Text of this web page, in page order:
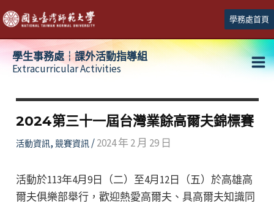
跳
至
主
學務處首頁
學生事務處┆課外活動指導組
Extracurricular Activities
2024第三十一屆台灣業餘高爾夫錦標賽
活動資訊, 競賽資訊/2024 年 2 月 29 日
活動於113年4月9日（二）至4月12日（五）於高雄高
爾夫俱樂部舉行，歡迎熱愛高爾夫、具高爾夫知識同